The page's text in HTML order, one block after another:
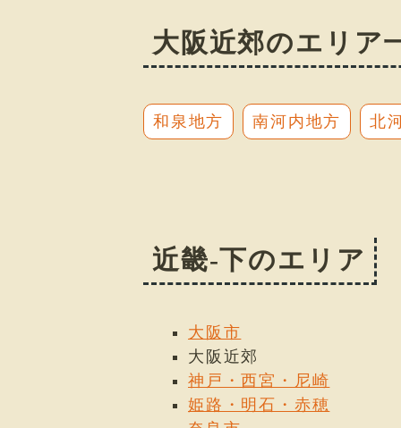
大阪近郊のエリア
和泉地方 南河内地方 北
近畿-下のエリア
大阪市
大阪近郊
神戸・西宮・尼崎
姫路・明石・赤穂